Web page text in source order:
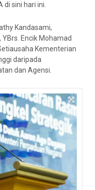
di sini hari ini.
Kandasami,
Encik Mohamad
Kementerian
daripada
dan Agensi.